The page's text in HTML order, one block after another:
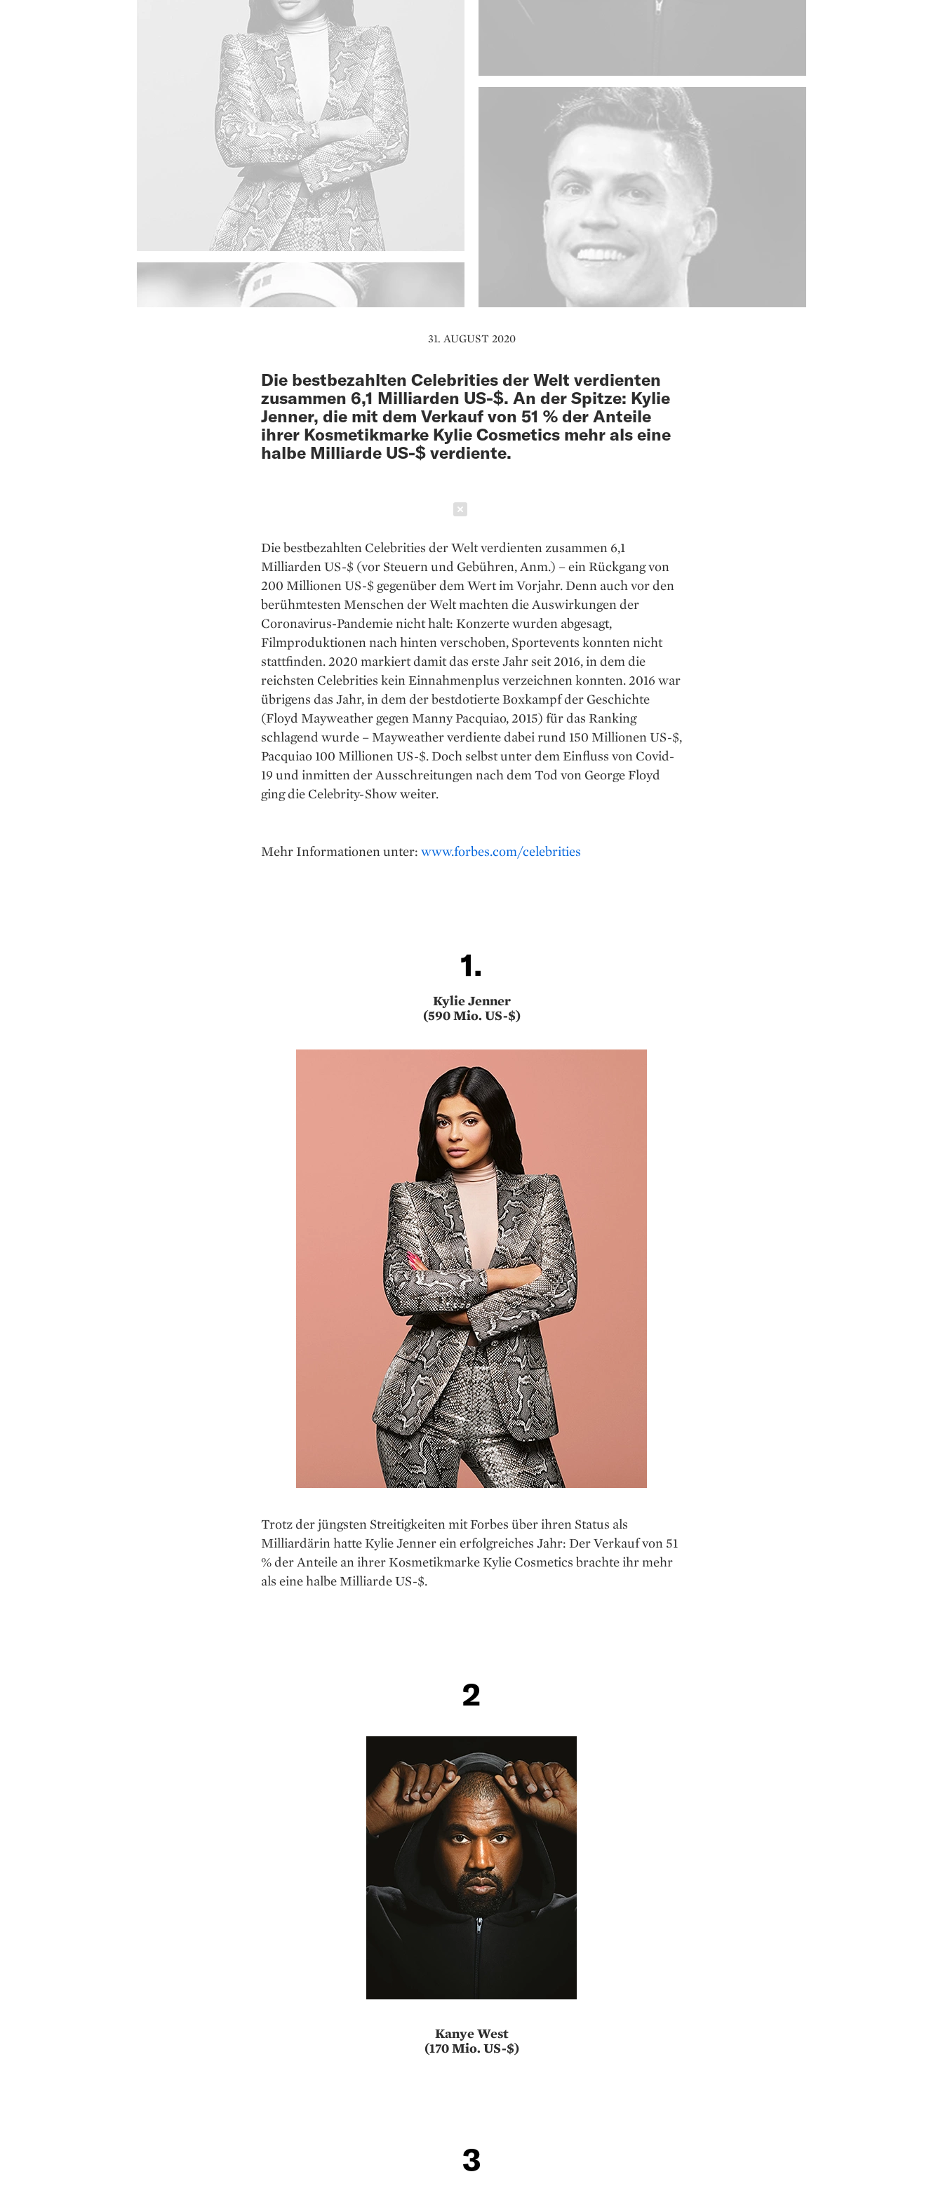
31. AUGUST 2020
Die bestbezahlten Celebrities der Welt verdienten
zusammen 6,1 Milliarden US-$. An der Spitze: Kylie
Jenner, die mit dem Verkauf von 51 % der Anteile
ihrer Kosmetikmarke Kylie Cosmetics mehr als eine
halbe Milliarde US-$ verdiente.
Die bestbezahlten Celebrities der Welt verdienten zusammen 6,1
Milliarden US-$ (vor Steuern und Gebühren, Anm.) – ein Rückgang von
200 Millionen US-$ gegenüber dem Wert im Vorjahr. Denn auch vor den
berühmtesten Menschen der Welt machten die Auswirkungen der
Coronavirus-Pandemie nicht halt: Konzerte wurden abgesagt,
Filmproduktionen nach hinten verschoben, Sportevents konnten nicht
stattfinden. 2020 markiert damit das erste Jahr seit 2016, in dem die
reichsten Celebrities kein Einnahmenplus verzeichnen konnten. 2016 war
übrigens das Jahr, in dem der bestdotierte Boxkampf der Geschichte
(Floyd Mayweather gegen Manny Pacquiao, 2015) für das Ranking
schlagend wurde – May­weather verdiente dabei rund 150 Millionen US-$,
Pacquiao 100 Millionen US-$. Doch selbst unter dem Einfluss von Covid-
19 und inmitten der Ausschreitungen nach dem Tod von George Floyd
ging die Celebrity-Show weiter.
Mehr Informationen unter: www.forbes.com/celebrities
1.
Kylie Jenner
(590 Mio. US-$)
Trotz der jüngsten Streitigkeiten mit Forbes über ihren Status als
Milliardärin hatte Kylie Jenner ein erfolgreiches Jahr: Der Verkauf von 51
% der Anteile an ihrer Kosmetikmarke Kylie Cosmetics brachte ihr mehr
als eine halbe Milliarde US-$.
2
Kanye West
(170 Mio. US-$)
3